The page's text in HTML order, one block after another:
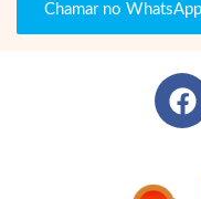
Chamar no WhatsApp